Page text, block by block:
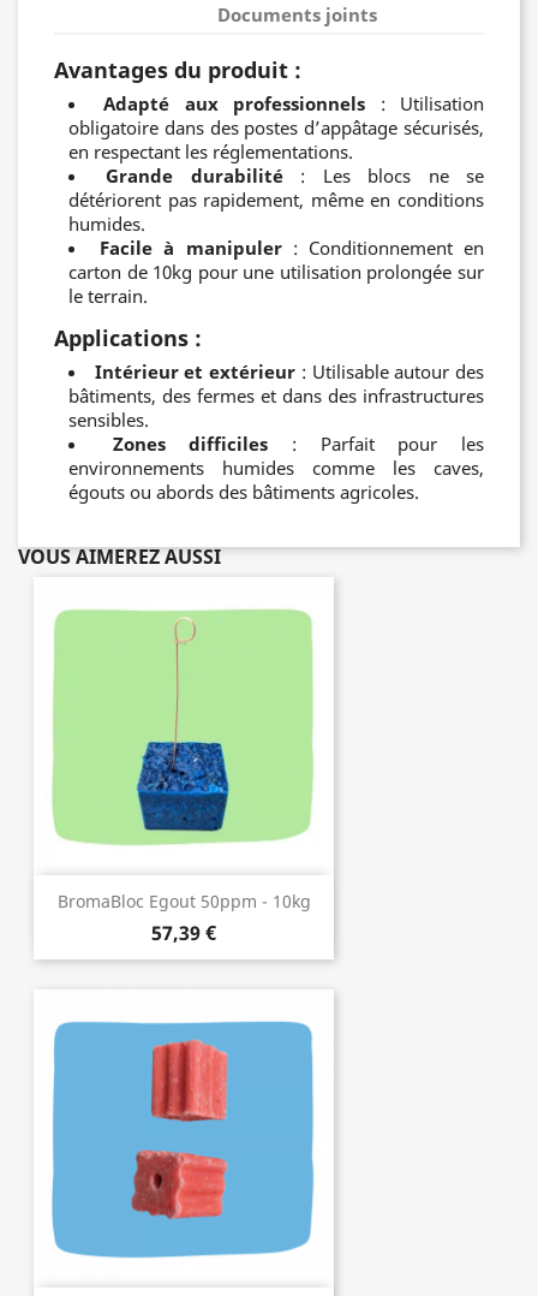
Documents joints
Avantages du produit :
Adapté aux professionnels : Utilisation
obligatoire dans des postes d’appâtage sécurisés,
en respectant les réglementations.
Grande durabilité: Les blocs ne se
détériorent pas rapidement, même en conditions
humides.
Facile à manipuler: Conditionnement en
carton de 10kg pour une utilisation prolongée sur
le terrain.
Applications :
Intérieur et extérieur : Utilisable autour des
bâtiments, des fermes et dans des infrastructures
sensibles.
Zones difficiles : Parfait pour les
environnements humides comme les caves,
égouts ou abords des bâtiments agricoles.
VOUS AIMEREZ AUSSI
BromaBloc Egout 50ppm - 10kg
57,39 €